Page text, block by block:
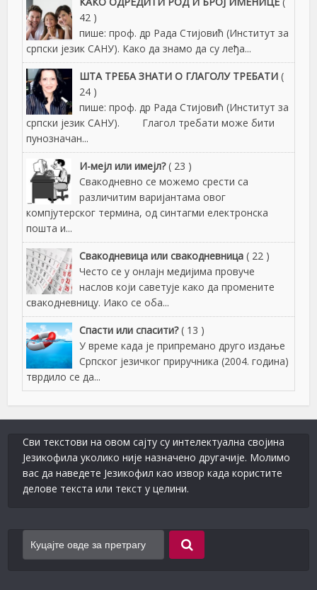
42 )
пише: проф. др Рада Стијовић (Институт за
српски језик САНУ). Како да знамо да су леђа...
ШТА ТРЕБА ЗНАТИ О ГЛАГОЛУ ТРЕБАТИ (
24 )
пише: проф. др Рада Стијовић (Институт за
српски језик САНУ). Глагол требати може бити
пунозначан...
И-мејл или имејл? ( 23 )
Свакодневно се можемо срести са
различитим варијантама овог
компјутерског термина, од синтагми електронска
пошта и...
Свакодневица или свакодневница ( 22 )
Често се у онлајн медијима провуче
наслов који саветује како да промените
свакодневницу. Иако се оба...
Спасти или спасити? ( 13 )
У време када је припремано друго издање
Српског језичког приручника (2004. година)
тврдило се да...
Сви текстови на овом сајту су интелектуална својина
Језикофила уколико није назначено другачије. Молимо
вас да наведете Језикофил као извор када користите
делове текста или текст у целини.